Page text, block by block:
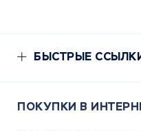
БЫСТРЫЕ
ПОКУПКИ В